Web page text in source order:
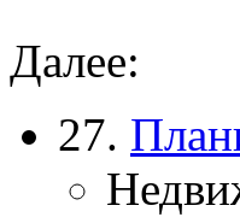
Далее:
27.